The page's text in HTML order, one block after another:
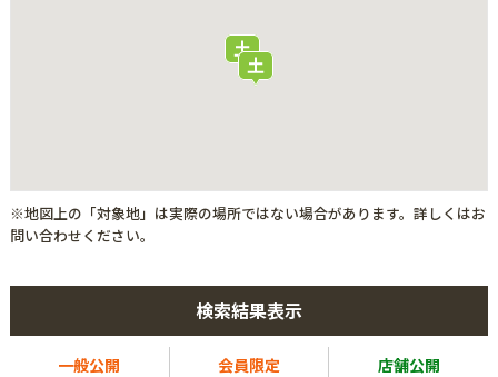
※地図上の「対象地」は実際の場所ではない場合があります。詳しくはお
問い合わせください。
検索結果表示
一般公開 会員限定 店舗公開